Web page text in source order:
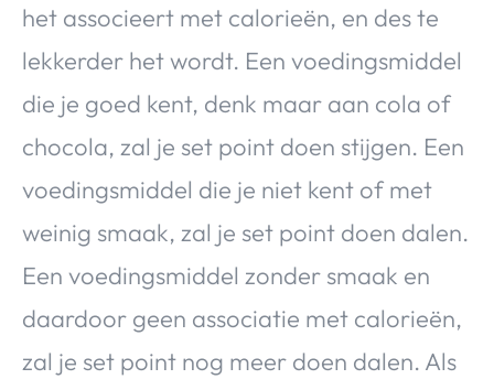
het associeert met calorieën, en des te
lekkerder het wordt. Een voedingsmiddel
die je goed kent, denk maar aan cola of
chocola, zal je set point doen stijgen. Een
voedingsmiddel die je niet kent of met
weinig smaak, zal je set point doen dalen.
Een voedingsmiddel zonder smaak en
daardoor geen associatie met calorieën,
zal je set point nog meer doen dalen. Als